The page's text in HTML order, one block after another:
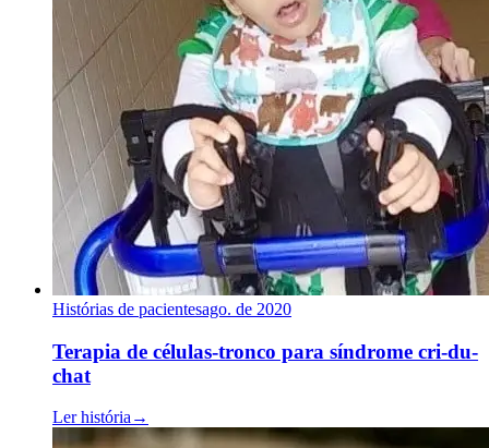
Histórias de pacientesago. de 2020
Terapia de células-tronco para síndrome cri-du-
chat
Ler história →